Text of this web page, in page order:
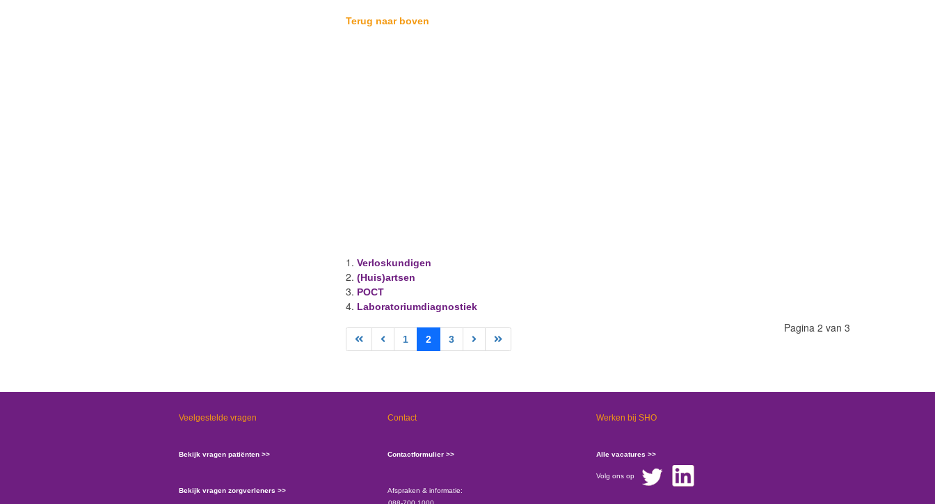
Terug naar boven
Verloskundigen
(Huis)artsen
POCT
Laboratoriumdiagnostiek
Pagina 2 van 3
1 2 3
Veelgestelde vragen
Bekijk vragen patiënten >>
Bekijk vragen zorgverleners >>
Contact
Contactformulier >>
Afspraken & informatie:
Werken bij SHO
Alle vacatures >>
Volg ons op